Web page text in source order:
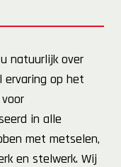
natuurlijk over
ervaring op het
in alle
met metselen,
en stelwerk. Wij